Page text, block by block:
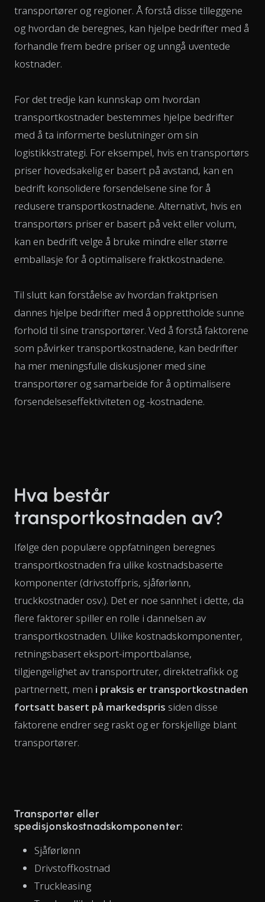
transportører og regioner. Å forstå disse tilleggene
og hvordan de beregnes, kan hjelpe bedrifter med å
forhandle frem bedre priser og unngå uventede
kostnader.
For det tredje kan kunnskap om hvordan
transportkostnader bestemmes hjelpe bedrifter
med å ta informerte beslutninger om sin
logistikkstrategi. For eksempel, hvis en transportørs
priser hovedsakelig er basert på avstand, kan en
bedrift konsolidere forsendelsene sine for å
redusere transportkostnadene. Alternativt, hvis en
transportørs priser er basert på vekt eller volum,
kan en bedrift velge å bruke mindre eller større
emballasje for å optimalisere fraktkostnadene.
Til slutt kan forståelse av hvordan fraktprisen
dannes hjelpe bedrifter med å opprettholde sunne
forhold til sine transportører. Ved å forstå faktorene
som påvirker transportkostnadene, kan bedrifter
ha mer meningsfulle diskusjoner med sine
transportører og samarbeide for å optimalisere
forsendelseseffektiviteten og -kostnadene.
Hva består
transportkostnaden av?
Ifølge den populære oppfatningen beregnes
transportkostnaden fra ulike kostnadsbaserte
komponenter (drivstoffpris, sjåførlønn,
truckkostnader osv.). Det er noe sannhet i dette, da
flere faktorer spiller en rolle i dannelsen av
transportkostnaden. Ulike kostnadskomponenter,
retningsbasert eksport-importbalanse,
tilgjengelighet av transportruter, direktetrafikk og
partnernett, men i praksis er transportkostnaden
fortsatt basert på markedspris siden disse
faktorene endrer seg raskt og er forskjellige blant
transportører.
Transportør eller
spedisjonskostnadskomponenter:
Sjåførlønn
Drivstoffkostnad
Truckleasing